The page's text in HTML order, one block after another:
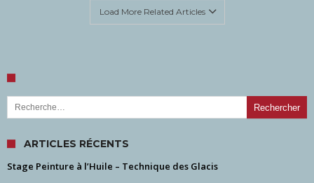
Load More Related Articles
Rechercher :
ARTICLES RÉCENTS
Stage Peinture à l’Huile – Technique des Glacis